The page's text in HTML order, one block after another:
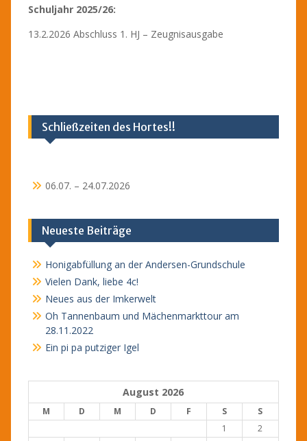
Schuljahr 2025/26:
13.2.2026 Abschluss 1. HJ – Zeugnisausgabe
Schließzeiten des Hortes!!
06.07. – 24.07.2026
Neueste Beiträge
Honigabfüllung an der Andersen-Grundschule
Vielen Dank, liebe 4c!
Neues aus der Imkerwelt
Oh Tannenbaum und Mächenmarkttour am
28.11.2022
Ein pi pa putziger Igel
August 2026
M D M D F S
S
1
2